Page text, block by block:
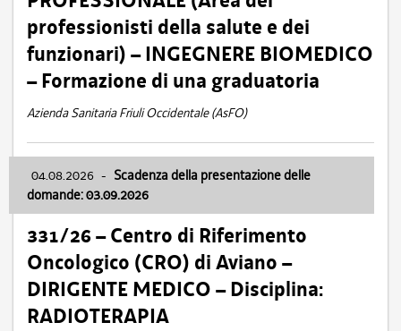
professionisti della salute e dei
funzionari) – INGEGNERE BIOMEDICO
– Formazione di una graduatoria
Azienda Sanitaria Friuli Occidentale (AsFO)
04.08.2026 - Scadenza della presentazione delle
domande: 03.09.2026
331/26 – Centro di Riferimento
Oncologico (CRO) di Aviano –
DIRIGENTE MEDICO – Disciplina:
RADIOTERAPIA